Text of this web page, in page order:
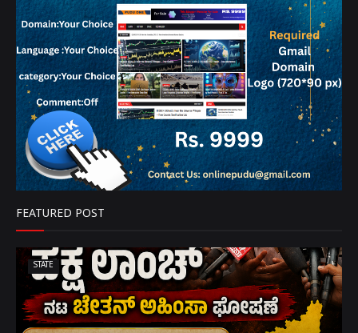
FEATURED POST
STATE